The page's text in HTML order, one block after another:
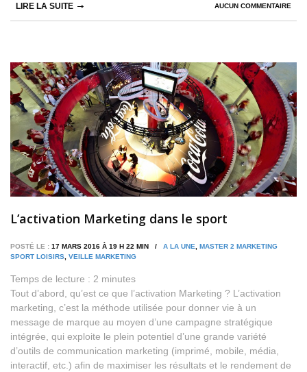
AUCUN COMMENTAIRE
LIRE LA SUITE
L’activation Marketing dans le sport
POSTÉ LE : 17 MARS 2016 À 19 H 22 MIN / A LA UNE, MASTER 2 MARKETING
SPORT LOISIRS, VEILLE MARKETING
Temps de lecture : 2 minutes
Tout d’abord, qu’est ce que l’activation Marketing ? L’activation
marketing, c’est la méthode utilisée pour donner vie à un
message de marque au moyen d’une campagne stratégique
intégrée, qui exploite le plein potentiel d’une grande variété
d’outils de communication marketing (imprimé, mobile, média,
interactif, etc.) afin de maximiser les résultats et le rendement de